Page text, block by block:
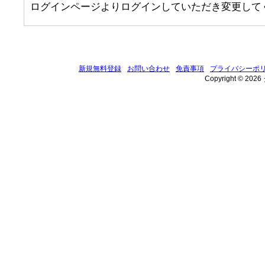
ログインページよりログインしていただき変更して
新規無料登録 お問い合わせ 免責事項
プライバシーポ
Copyright © 2026